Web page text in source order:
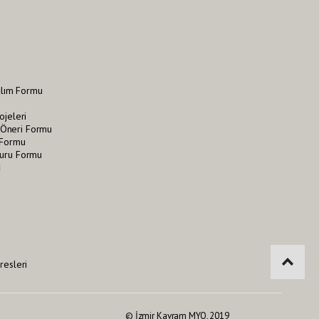
Formu
Formu
Formu
© İzmir Kavram MYO, 2019